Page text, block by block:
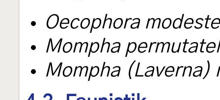
Oecophora
Mompha
Mompha (Laverna)